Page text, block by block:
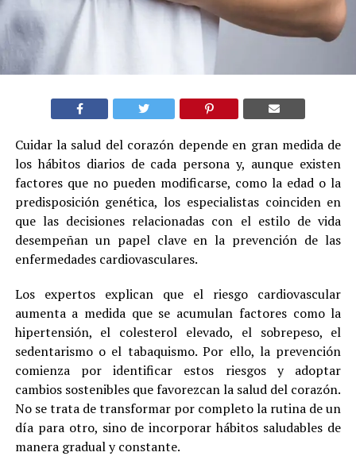
Cuidar la salud del corazón depende en gran medida de
los hábitos diarios de cada persona y, aunque existen
factores que no pueden modificarse, como la edad o la
predisposición genética, los especialistas coinciden en
que las decisiones relacionadas con el estilo de vida
desempeñan un papel clave en la prevención de las
enfermedades cardiovasculares.
Los expertos explican que el riesgo cardiovascular
aumenta a medida que se acumulan factores como la
hipertensión, el colesterol elevado, el sobrepeso, el
sedentarismo o el tabaquismo. Por ello, la prevención
comienza por identificar estos riesgos y adoptar
cambios sostenibles que favorezcan la salud del corazón.
No se trata de transformar por completo la rutina de un
día para otro, sino de incorporar hábitos saludables de
manera gradual y constante.